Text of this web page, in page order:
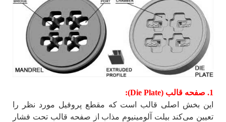
1. صفحه قالب (Die Plate):
این بخش اصلی قالب است که مقطع پروفیل مورد نظر را
تعیین می‌کند بیلت آلومینیوم مذاب از صفحه قالب تحت فشار